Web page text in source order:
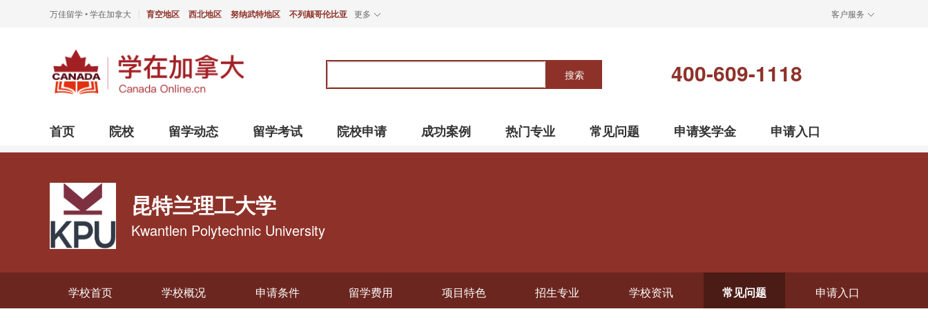
万佳留学 • 学在加拿大 育空地区 西北地区 努纳武特地区 不列颠哥伦比亚 更多 客户服务
关
搜索 400-609-1118
首页 院校 留学动态 留学考试 院校申请 成功案例 热门专业 常见问题 申请奖学金 申请入口
昆特兰理工大学
Kwantlen Polytechnic University
学校首页 学校概况 申请条件 留学费用 项目特色 招生专业 学校资讯 常见问题 申请入口